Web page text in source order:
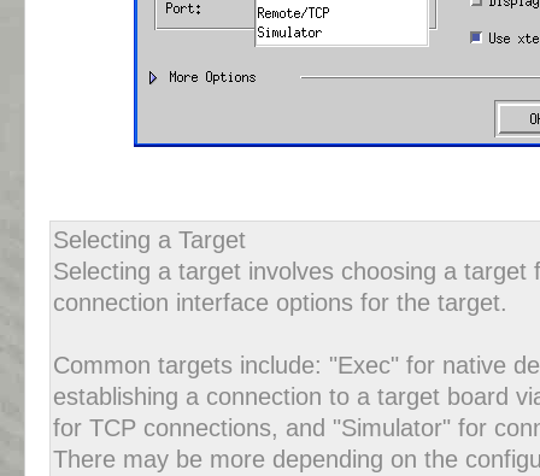
Selecting a Target
Selecting a target involves choosing a target
connection interface options for the target.
Common targets include: "Exec" for native
establishing a connection to a target board
for TCP connections, and "Simulator" for
There may be more depending on the